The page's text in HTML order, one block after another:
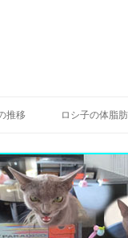
推移 ロシ子の体脂